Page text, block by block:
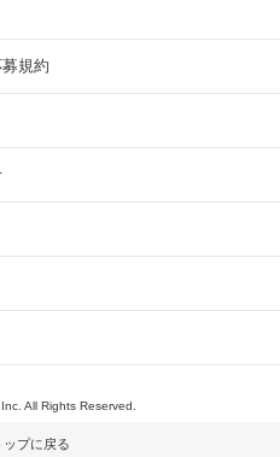
規約
All Rights Reserved.
ップに戻る